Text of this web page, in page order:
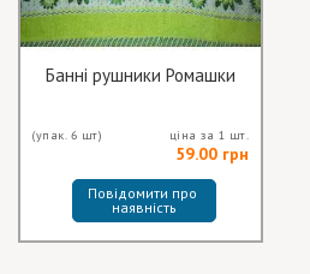
Банні рушники Ромашки
(упак. 6 шт) ціна за 1 шт.
59.00 грн
Повідомити про
наявність